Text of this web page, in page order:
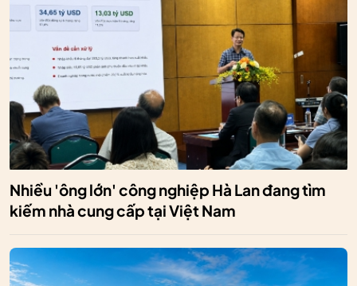
Nhiều 'ông lớn' công nghiệp Hà Lan đang tìm
kiếm nhà cung cấp tại Việt Nam